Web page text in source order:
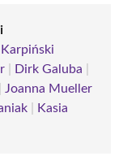
Dirk Galuba
Joanna Mueller
Kasia